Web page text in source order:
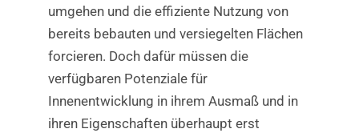
umgehen und die effiziente Nutzung von
bereits bebauten und versiegelten Flächen
forcieren. Doch dafür müssen die
verfügbaren Potenziale für
Innenentwicklung in ihrem Ausmaß und in
ihren Eigenschaften überhaupt erst